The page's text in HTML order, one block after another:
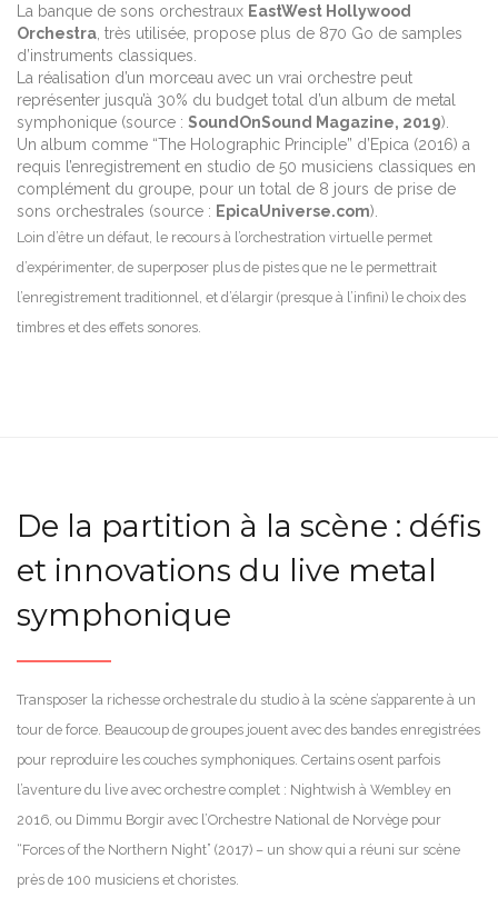
La banque de sons orchestraux EastWest Hollywood
Orchestra , très utilisée, propose plus de 870 Go de samples
d’instruments classiques.
La réalisation d’un morceau avec un vrai orchestre peut
représenter jusqu’à 30% du budget total d’un album de metal
symphonique (source : SoundOnSound Magazine, 2019).
Un album comme “The Holographic Principle” d’Epica (2016) a
requis l’enregistrement en studio de 50 musiciens classiques en
complément du groupe, pour un total de 8 jours de prise de
sons orchestrales (source : EpicaUniverse.com).
Loin d’être un défaut, le recours à l’orchestration virtuelle permet
d’expérimenter, de superposer plus de pistes que ne le permettrait
l’enregistrement traditionnel, et d’élargir (presque à l’infini) le choix des
timbres et des effets sonores.
De la partition à la scène : défis
et innovations du live metal
symphonique
Transposer la richesse orchestrale du studio à la scène s’apparente à un
tour de force. Beaucoup de groupes jouent avec des bandes enregistrées
pour reproduire les couches symphoniques. Certains osent parfois
l’aventure du live avec orchestre complet : Nightwish à Wembley en
2016, ou Dimmu Borgir avec l’Orchestre National de Norvège pour
“Forces of the Northern Night” (2017) – un show qui a réuni sur scène
près de 100 musiciens et choristes.